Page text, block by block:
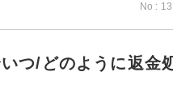
No :
つ/どのように返金